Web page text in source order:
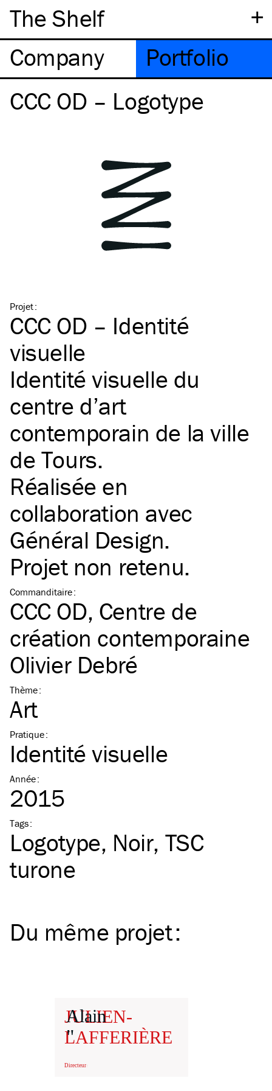
+
The Shelf
Company
Portfolio
CCC OD – Logotype
Projet:
CCC OD – Identité
visuelle
Identité visuelle du
centre d’art
contemporain de la ville
de Tours.
Réalisée en
collaboration avec
Général Design.
Projet non retenu.
Commanditaire:
CCC OD, Centre de
création contemporaine
Olivier Debré
Thème:
Art
Pratique:
Identité visuelle
Année:
2015
Tags:
Logotype Noir TSC
turone
Du même projet: